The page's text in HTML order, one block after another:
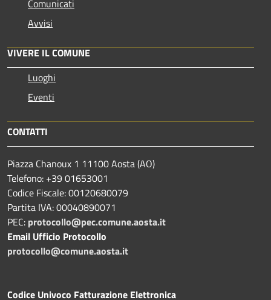
Comunicati
Avvisi
VIVERE IL COMUNE
Luoghi
Eventi
CONTATTI
Piazza Chanoux 1 11100 Aosta (AO)
Telefono: +39 01653001
Codice Fiscale: 00120680079
Partita IVA: 00040890071
PEC: protocollo@pec.comune.aosta.it
Email Ufficio Protocollo
protocollo@comune.aosta.it
Codice Univoco Fatturazione Elettronica